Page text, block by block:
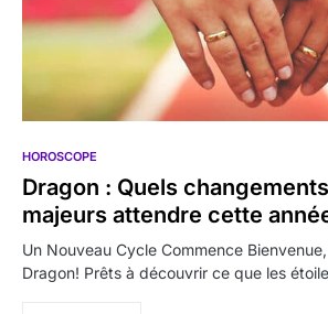
HOROSCOPE
Dragon : Quels
majeurs attendre cette
Un Nouveau Cycle Commence
Dragon! Prêts à découvrir ce que les